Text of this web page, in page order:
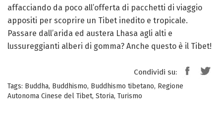
affacciando da poco all’offerta di pacchetti di viaggio
appositi per scoprire un Tibet inedito e tropicale.
Passare dall’arida ed austera Lhasa agli alti e
lussureggianti alberi di gomma? Anche questo è il Tibet!
Condividi su:
Tags: Buddha, Buddhismo, Buddhismo tibetano, Regione
Autonoma Cinese del Tibet, Storia, Turismo